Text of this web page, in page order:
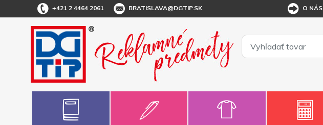
+421 2 4464 2061 BRATISLAVA@DGTIP.SK O NÁS